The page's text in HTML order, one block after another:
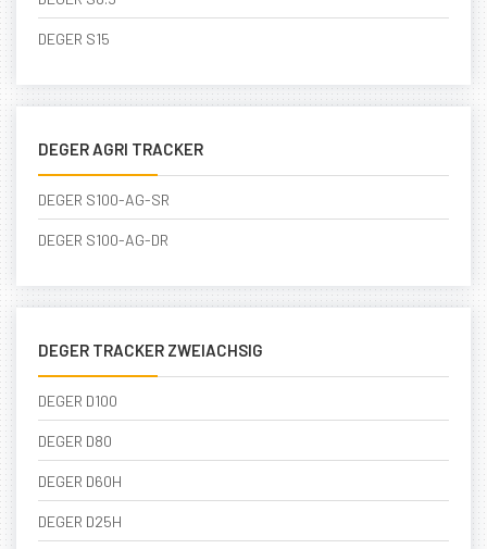
DEGER S15
DEGER AGRI TRACKER
DEGER S100-AG-SR
DEGER S100-AG-DR
DEGER TRACKER ZWEIACHSIG
DEGER D100
DEGER D80
DEGER D60H
DEGER D25H